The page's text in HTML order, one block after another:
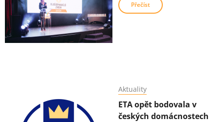
Přečíst
Aktuality
ETA opět bodovala v
českých domácnostech